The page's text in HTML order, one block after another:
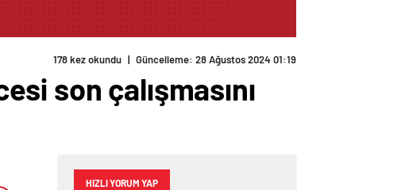
178 kez okundu | Güncelleme: 28 Ağustos 2024 01:19
son çalışmasını
HIZLI YORUM YAP